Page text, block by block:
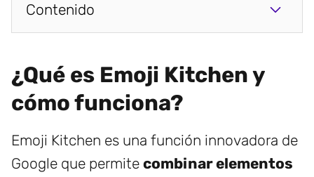
Contenido
¿Qué es Emoji Kitchen y
cómo funciona?
Emoji Kitchen es una función innovadora de
Google que permite combinar elementos